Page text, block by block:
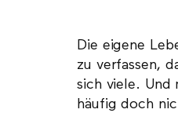
Die eigene
zu verfassen,
sich viele. Und
häufig doch